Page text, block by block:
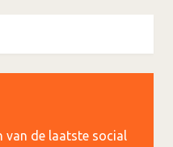
van de laatste social